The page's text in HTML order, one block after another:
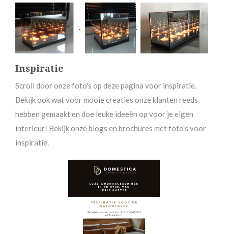
. .
Inspiratie
Scroll door onze foto's op deze pagina voor inspiratie.
Bekijk ook wat voor mooie creaties onze klanten reeds
hebben gemaakt en doe leuke ideeën op voor je eigen
interieur! Bekijk onze blogs en brochures met foto's voor
inspiratie.